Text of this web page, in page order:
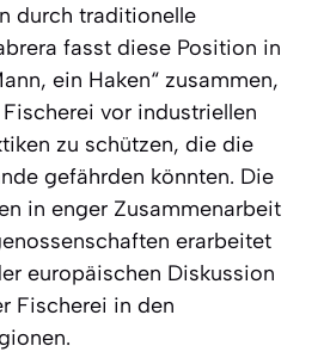
durch traditionelle
fasst diese Position in
ein Haken“ zusammen,
vor industriellen
zu schützen, die die
gefährden könnten. Die
in enger Zusammenarbeit
erarbeitet
europäischen Diskussion
Fischerei in den